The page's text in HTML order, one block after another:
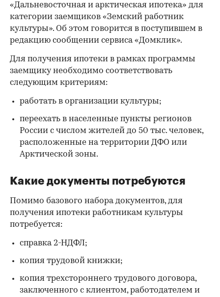
«Дальневосточная и арктическая ипотека» для
категории заемщиков «Земский работник
культуры». Об этом говорится в поступившем в
редакцию сообщении сервиса «Домклик».
Для получения ипотеки в рамках программы
заемщику необходимо соответствовать
следующим критериям:
работать в организации культуры;
переехать в населенные пункты регионов
России с числом жителей до 50 тыс. человек,
расположенные на территории ДФО или
Арктической зоны.
Какие документы потребуются
Помимо базового набора документов, для
получения ипотеки работникам культуры
потребуется:
справка 2-НДФЛ;
копия трудовой книжки;
копия трехстороннего трудового договора,
заключенного с клиентом, работодателем и